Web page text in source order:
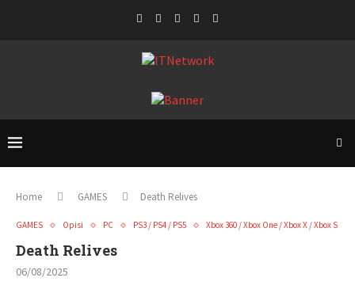
Home GAMES Death Relives
GAMES Opisi PC PS3 / PS4 / PS5 Xbox 360 / Xbox One / Xbox X / Xbox S
Death Relives
06/08/2025